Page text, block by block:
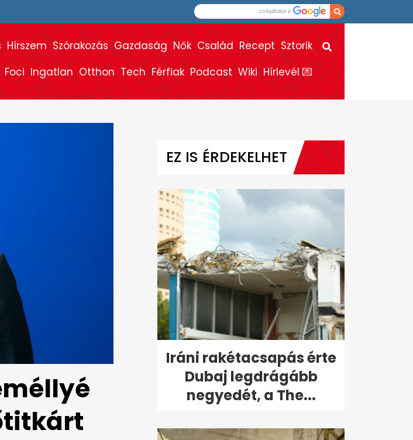
Hírszem Szórakozás Gazdaság Nők Család Recept Sztorik
Foci Ingatlan Otthon Tech Férfiak Podcast Wiki Hírlevél 💌
EZ IS ÉRDEKELHET
Iráni rakétacsapás érte
Dubaj legdrágább
negyedét, a The...